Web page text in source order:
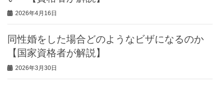
2026年4月16日
同性婚をした場合どのようなビザになるのか
【国家資格者が解説】
2026年3月30日